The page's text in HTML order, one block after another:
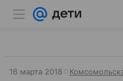
16 марта 2018